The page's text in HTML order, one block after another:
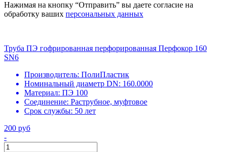
Нажимая на кнопку “Отправить” вы даете согласие на
обработку ваших персональных данных
Труба ПЭ гофрированная перфорированная Перфокор 160
SN6
Производитель: ПолиПластик
Номинальный диаметр DN: 160.0000
Материал: ПЭ 100
Соединение: Раструбное, муфтовое
Срок службы: 50 лет
200 руб
-